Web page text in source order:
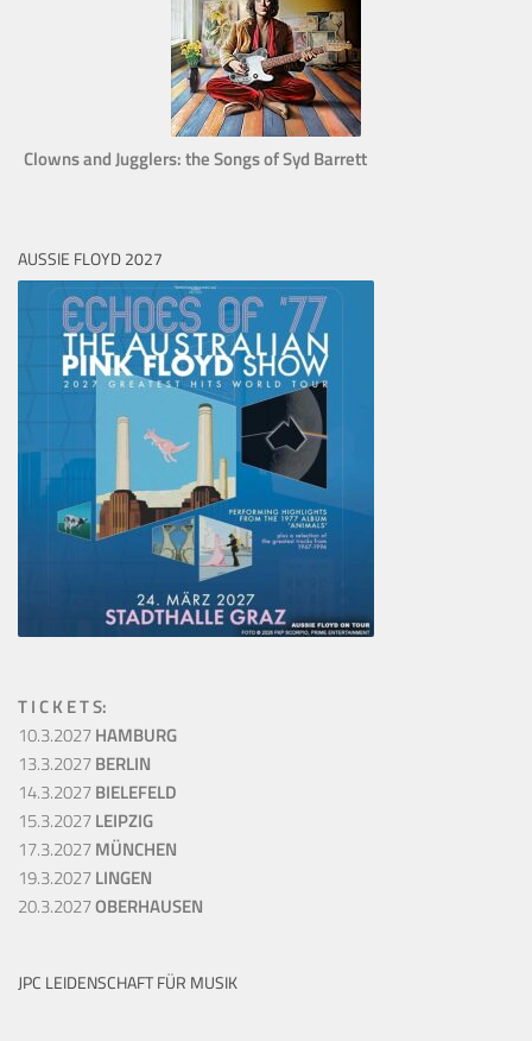
Clowns and Jugglers: the Songs of Syd Barrett
AUSSIE FLOYD 2027
T I C K E T S:
10.3.2027HAMBURG
13.3.2027BERLIN
14.3.2027BIELEFELD
15.3.2027LEIPZIG
17.3.2027MÜNCHEN
19.3.2027LINGEN
20.3.2027OBERHAUSEN
JPC LEIDENSCHAFT FÜR MUSIK